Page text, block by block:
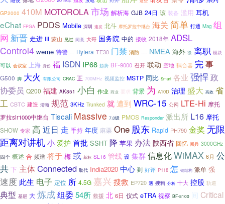
GP2000 410M MOTOROLA市场 解析海 GJB 24日 该 装备 滥用 耳机
eChat FPGA PDDS Mobile 深圳 速发 北斗 摩托罗拉中继台 海关 简单 打通 Mag 组
网 新晋 走进 III 蒙山 见过 同意 大哥 国务院 中的 接收 2018年 ADSL
Control4 weme 特警 --- Hytera TE30 门禁 消防 ---- NMEA 海外 徐 离职 模块
可以 会议室 上海 身份 福 ISDN IP68 趋势 BF-9000 召开 联动 空地 耦合器 完事
G500 脚 大火 有限公司 CRAC 正 700MHz 视频监控 MSTP 同比 Smart 各业 强悍政
协委员 Q200 福建 AK851 小白 作业 商业 要求 背景 为 A10D 治理 盛大 高效 省
工 CBTC 建造 清晰 规范 3KHz Trunked 就遭到 WRC-15 公网 LTE-Hi 摩托
罗拉slr1000中继台 Tiscali Massive 7.0级 PMOS Responder 派出所 L16 摩托
SHOW 专家 高 近日 走 手持 年度 麻栗 One 股东 Rapid PH790 金奖 无限
距离对讲机小 爱护 首批 SSHT 降 苹果 办法 陕西省 回忆 阅兵 3000GHz
四个 概述 合 频谱 将于 梅 或 新标 SL16 管线 设 集群信息化WiMAX 6月 公
共 下 主体Connected 取代 India2020 中心 到 好评 P118 怎 钢结构 派单 强
速度 此生 电子 定位 所 4.5G 嘉兴 搜救 EP720 遇 搜狗 分析 十大 控股 轨道
典型 基层 大 炼成组委54所 救援 北 6日 仪式 eTRA 视察 BF-8100 间 Critical